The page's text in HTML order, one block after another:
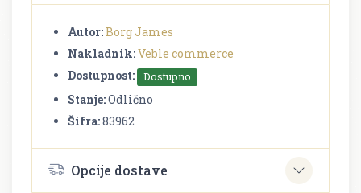
Autor:Borg James
Nakladnik:Veble commerce
Dostupnost:
Dostupno
Stanje:Odlično
Šifra:83962
Opcije dostave